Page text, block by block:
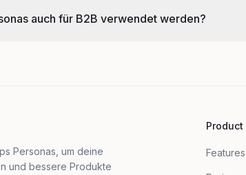
auch für B2B verwendet werden?
Personas, um deine
und bessere Produkte
Product
Features